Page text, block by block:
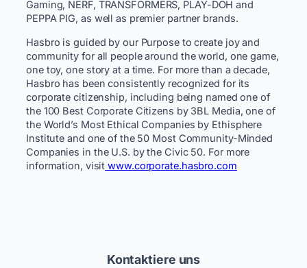
Gaming, NERF, TRANSFORMERS, PLAY-DOH and
PEPPA PIG, as well as premier partner brands.
Hasbro is guided by our Purpose to create joy and
community for all people around the world, one game,
one toy, one story at a time. For more than a decade,
Hasbro has been consistently recognized for its
corporate citizenship, including being named one of
the 100 Best Corporate Citizens by 3BL Media, one of
the World’s Most Ethical Companies by Ethisphere
Institute and one of the 50 Most Community-Minded
Companies in the U.S. by the Civic 50. For more
information, visit www.corporate.hasbro.com
Kontaktiere uns